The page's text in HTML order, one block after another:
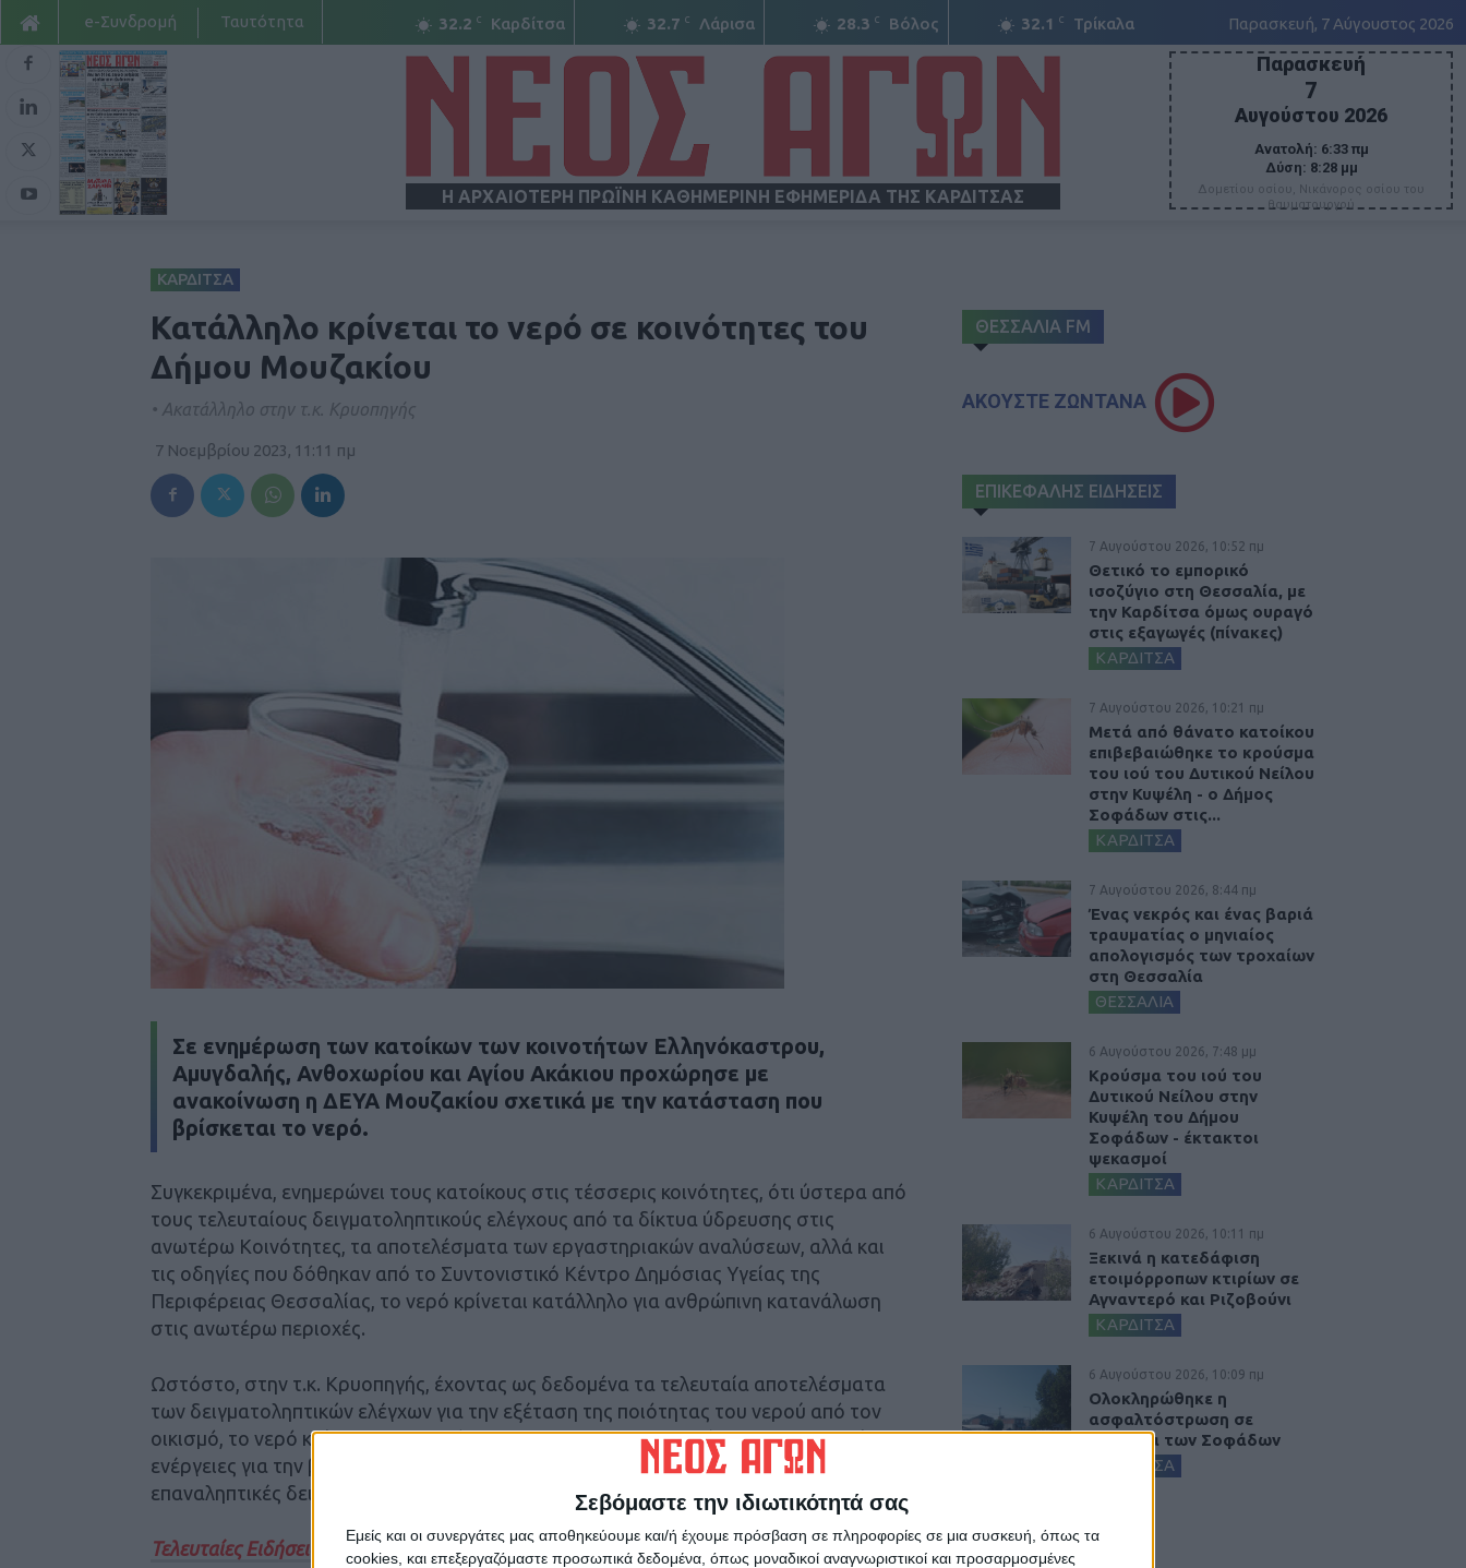
Σεβόμαστε την ιδιωτικότητά σας
Εμείς και οι συνεργάτες μας αποθηκεύουμε και/ή έχουμε πρόσβαση σε πληροφορίες σε μια συσκευή, όπως τα
cookies, και επεξεργαζόμαστε προσωπικά δεδομένα, όπως μοναδικοί αναγνωριστικοί και προσαρμοσμένες
32.2 C Καρδίτσα 32.7 C Λάρισα 28.3 C Βόλος 32.1 C Τρίκαλα Παρασκευή, 7 Αύγουστος 2026
e-Συνδρομή Ταυτότητα
Η ΑΡΧΑΙΟΤΕΡΗ ΠΡΩΪΝΗ ΚΑΘΗΜΕΡΙΝΗ ΕΦΗΜΕΡΙΔΑ ΤΗΣ ΚΑΡΔΙΤΣΑΣ
Παρασκευή
7
Αυγούστου 2026
Ανατολή: 6:33 πμ
Δύση: 8:28 μμ
Δομετίου οσίου, Νικάνορος οσίου του
θαυματουργού
ΚΑΡΔΙΤΣΑ
Κατάλληλο κρίνεται το νερό σε κοινότητες του
Δήμου Μουζακίου
• Ακατάλληλο στην τ.κ. Κρυοπηγής
7 Νοεμβρίου 2023, 11:11 πμ
Σε ενημέρωση των κατοίκων των κοινοτήτων Ελληνόκαστρου,
Αμυγδαλής, Ανθοχωρίου και Αγίου Ακάκιου προχώρησε με
ανακοίνωση η ΔΕΥΑ Μουζακίου σχετικά με την κατάσταση που
βρίσκεται το νερό.
Συγκεκριμένα, ενημερώνει τους κατοίκους στις τέσσερις κοινότητες, ότι ύστερα από
τους τελευταίους δειγματοληπτικούς ελέγχους από τα δίκτυα ύδρευσης στις
ανωτέρω Κοινότητες, τα αποτελέσματα των εργαστηριακών αναλύσεων, αλλά και
τις οδηγίες που δόθηκαν από το Συντονιστικό Κέντρο Δημόσιας Υγείας της
Περιφέρειας Θεσσαλίας, το νερό κρίνεται κατάλληλο για ανθρώπινη κατανάλωση
στις ανωτέρω περιοχές.
Ωστόστο, στην τ.κ. Κρυοπηγής, έχοντας ως δεδομένα τα τελευταία αποτελέσματα
των δειγματοληπτικών ελέγχων για την εξέταση της ποιότητας του νερού από τον
οικισμό, το νερό κρίνεται ως ακατάλληλο. Για την τ.κ. Κρυοπηγής, θα συνεχιστούν οι
ενέργειες για την βελτίωση της χλωρίωσης στο δίκτυο, ενώ θα λάβουν χώρα
επαναληπτικές δειγματοληψίες εντός της εβδομάδας.
Τελευταίες Ειδήσεις Σήμερα
ΘΕΣΣΑΛΙΑ FM
ΑΚΟΥΣΤΕ ΖΩΝΤΑΝΑ
ΕΠΙΚΕΦΑΛΗΣ ΕΙΔΗΣΕΙΣ
7 Αυγούστου 2026, 10:52 πμ
Θετικό το εμπορικό
ισοζύγιο στη Θεσσαλία, με
την Καρδίτσα όμως ουραγό
στις εξαγωγές (πίνακες)
ΚΑΡΔΙΤΣΑ
7 Αυγούστου 2026, 10:21 πμ
Μετά από θάνατο κατοίκου
επιβεβαιώθηκε το κρούσμα
του ιού του Δυτικού Νείλου
στην Κυψέλη - ο Δήμος
Σοφάδων στις...
ΚΑΡΔΙΤΣΑ
7 Αυγούστου 2026, 8:44 πμ
Ένας νεκρός και ένας βαριά
τραυματίας ο μηνιαίος
απολογισμός των τροχαίων
στη Θεσσαλία
ΘΕΣΣΑΛΙΑ
6 Αυγούστου 2026, 7:48 μμ
Κρούσμα του ιού του
Δυτικού Νείλου στην
Κυψέλη του Δήμου
Σοφάδων - έκτακτοι
ψεκασμοί
ΚΑΡΔΙΤΣΑ
6 Αυγούστου 2026, 10:11 πμ
Ξεκινά η κατεδάφιση
ετοιμόρροπων κτιρίων σε
Αγναντερό και Ριζοβούνι
ΚΑΡΔΙΤΣΑ
6 Αυγούστου 2026, 10:09 πμ
Ολοκληρώθηκε η
ασφαλτόστρωση σε
τμήματα των Σοφάδων
ΚΑΡΔΙΤΣΑ